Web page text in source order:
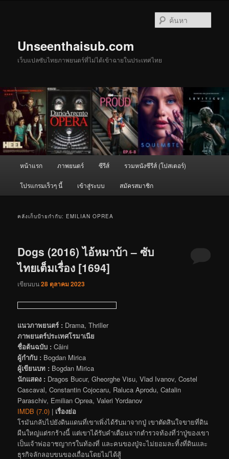
Unseenthaisub.com
เว็บแปลซับไทยภาพยนตร์ที่ไม่ได้เข้าฉายในประเทศไทย
หน้าแรก ภาพยนตร์ ซีรีส์ รวมหนังซีรีส์ (โปสเตอร์)
โปรแกรมเร็วๆ นี้ เข้าสู่ระบบ สมัครสมาชิก
คลังเก็บป้ายกำกับ: EMILIAN OPREA
Dogs (2016) ไอ้หมาบ้า – ซับ
ไทยเต็มเรื่อง [1694]
เขียนบน28 ตุลาคม 2023
แนวภาพยนตร์ : Drama, Thriller
ภาพยนตร์ประเทศโรมาเนีย
ชื่อต้นฉบับ : Câini
ผู้กำกับ : Bogdan Mirica
ผู้เขียนบท : Bogdan Mirica
นักแสดง : Dragos Bucur, Gheorghe Visu, Vlad Ivanov, Costel
Cascaval, Constantin Cojocaru, Raluca Aprodu, Catalin
Paraschiv, Emilian Oprea, Valeri Yordanov
IMDB (7.0) | เรื่องย่อ
โรมันกลับไปยังดินแดนที่เขาเพิ่งได้รับมาจากปู่ เขาตัดสินใจขายที่ดิน
ผืนใหญ่แต่รกร้างนี้ แต่เขาได้รับคำเตือนจากตำรวจท้องที่ว่าปู่ของเขา
เป็นเจ้าพ่ออาชญากรในท้องที่ และคนของปู่จะไม่ยอมละทิ้งที่ดินและ
ธุรกิจลักลอบขนของเถื่อนโดยไม่ได้สู้